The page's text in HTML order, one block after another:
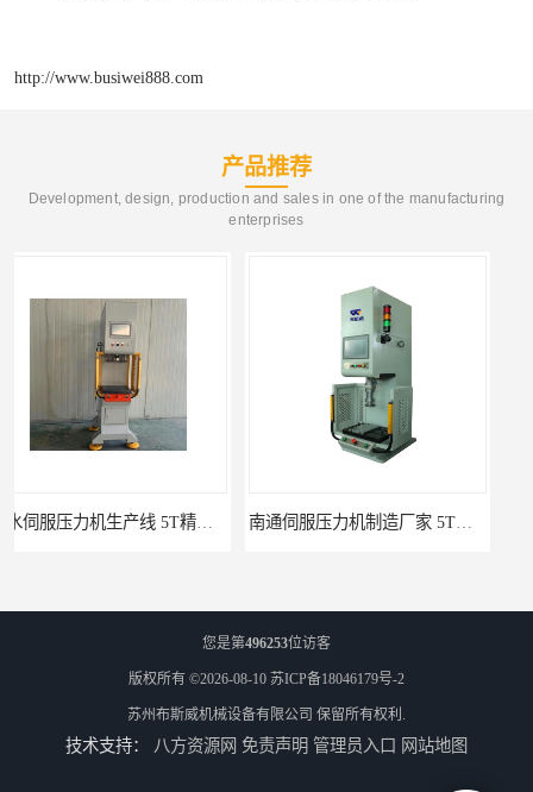
http://www.busiwei888.com
产品推荐
Development, design, production and sales in one of the manufacturing
enterprises
您是第496253位访客
版权所有 ©2026-08-10 苏ICP备18046179号-2
苏州布斯威机械设备有限公司 保留所有权利.
技术支持： 八方资源网 免责声明 管理员入口 网站地图